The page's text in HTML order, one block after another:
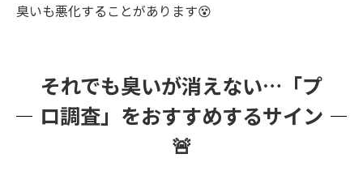
臭いも悪化することがあります😵
それでも臭いが消えない…「プ
ロ調査」をおすすめするサイン
🚨